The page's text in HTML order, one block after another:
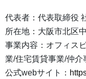
代表者：代表取締役
所在地：大阪市北区
事業内容：オフィス
業/住宅賃貸事業/仲介
公式webサイト：